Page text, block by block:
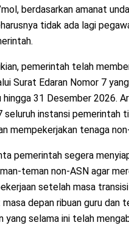
berdasarkan amanat
tidak ada lagi
pemerintah telah
Surat Edaran Nomor 7
31 Desember 2026.
seluruh instansi pemerintah
mempekerjakan tenaga
pemerintah segera
teman non-ASN agar
setelah masa
depan ribuan guru dan
yang selama ini telah